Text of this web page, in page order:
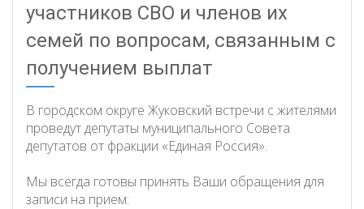
участников СВО и членов их
семей по вопросам, связанным с
получением выплат
В городском округе Жуковский встречи с жителями
проведут депутаты муниципального Совета
депутатов от фракции «Единая Россия».
Мы всегда готовы принять Ваши обращения для
записи на прием: